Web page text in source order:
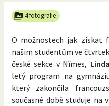
4 fotografie
O možnostech jak získat
našim studentům ve čtvrtek
české sekce v Nîmes,
letý program na
který zakončila
současné době studuje na